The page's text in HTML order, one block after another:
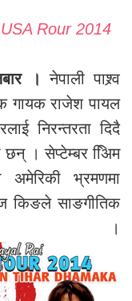
Rour 2014
। नेपाली पाश्र्व
गायक राजेश पायल
निरन्तरता दिदै
छन् । सेप्टेम्बर अििम
अमेरिकी भ्रमणमा
किङले साङगीतिक
।